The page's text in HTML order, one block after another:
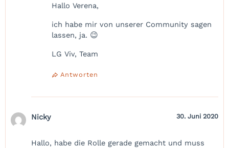
Hallo Verena,
ich habe mir von unserer Community sagen
lassen, ja. 😉
LG Viv, Team
Antworten
Nicky 30. Juni 2020
Hallo, habe die Rolle gerade gemacht und muss